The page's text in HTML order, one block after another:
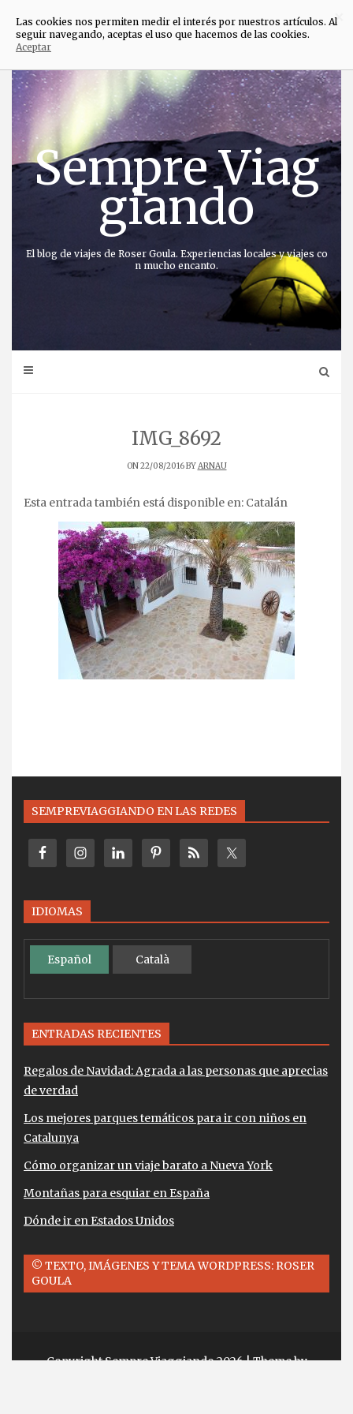
Saltar
contenido
Sempre Viag
giando
El blog de viajes de Roser Goula. Experiencias locales y viajes co
n mucho encanto.
IMG_8692
ON 22/08/2016 BYARNAU
Esta entrada también está disponible en: Catalán
SEMPREVIAGGIANDO EN LAS REDES
IDIOMAS
Español Català
ENTRADAS RECIENTES
Regalos de Navidad: Agrada a las personas que aprecias
de verdad
Los mejores parques temáticos para ir con niños en
Catalunya
Cómo organizar un viaje barato a Nueva York
Montañas para esquiar en España
Dónde ir en Estados Unidos
© TEXTO, IMÁGENES Y TEMA WORDPRESS: ROSER
GOULA
Copyright Sempre Viaggiando 2026| Theme by
×
Las cookies nos permiten medir el interés por nuestros artículos. Al
seguir navegando, aceptas el uso que hacemos de las cookies.
Aceptar